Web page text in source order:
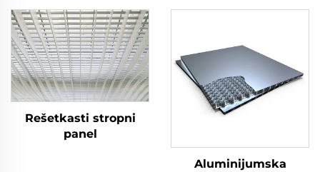
Rešetkasti stropni
panel
Aluminijumska